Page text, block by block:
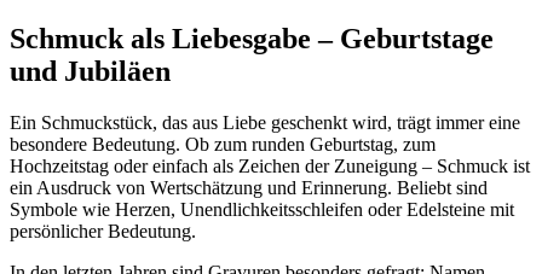
Schmuck als Liebesgabe – Geburtstage
und Jubiläen
Ein Schmuckstück, das aus Liebe geschenkt wird, trägt immer eine
besondere Bedeutung. Ob zum runden Geburtstag, zum
Hochzeitstag oder einfach als Zeichen der Zuneigung – Schmuck ist
ein Ausdruck von Wertschätzung und Erinnerung. Beliebt sind
Symbole wie Herzen, Unendlichkeitsschleifen oder Edelsteine mit
persönlicher Bedeutung.